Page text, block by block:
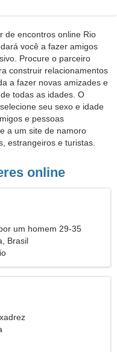
de encontros online Rio
você a fazer amigos
Procure o parceiro
construir relacionamentos
a fazer novas amizades e
todas as idades. O
seu sexo e idade
e pessoas
a um site de namoro
estrangeiros e turistas.
online
um homem 29-35
Brasil